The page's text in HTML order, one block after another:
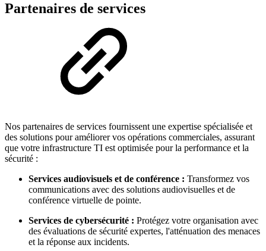
Partenaires de services
Nos partenaires de services fournissent une expertise spécialisée et
des solutions pour améliorer vos opérations commerciales, assurant
que votre infrastructure TI est optimisée pour la performance et la
sécurité :
Services audiovisuels et de conférence : Transformez vos
communications avec des solutions audiovisuelles et de
conférence virtuelle de pointe.
Services de cybersécurité : Protégez votre organisation avec
des évaluations de sécurité expertes, l'atténuation des menaces
et la réponse aux incidents.